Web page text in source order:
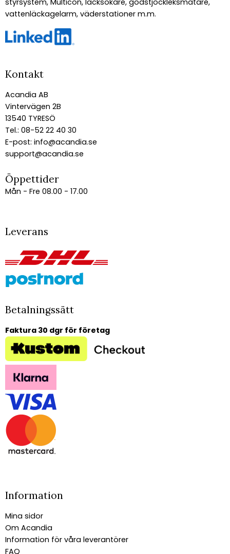
vattenläckagelarm, väderstationer m.m.
Kontakt
Acandia AB
Vintervägen 2B
13540 TYRESÖ
Tel.: 08-52 22 40 30
E-post: info@acandia.se
support@acandia.se
Öppettider
Mån - Fre 08.00 - 17.00
Leverans
Betalningssätt
Faktura 30 dgr för företag
Information
Mina sidor
Om Acandia
Information för våra leverantörer
FAQ